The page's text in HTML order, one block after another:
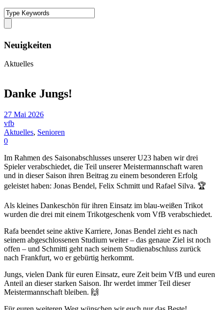
Neuigkeiten
Aktuelles
Danke Jungs!
27 Mai 2026
vfb
Aktuelles, Senioren
0
Im Rahmen des Saisonabschlusses unserer U23 haben wir drei
Spieler verabschiedet, die Teil unserer Meistermannschaft waren
und in dieser Saison ihren Beitrag zu einem besonderen Erfolg
geleistet haben: Jonas Bendel, Felix Schmitt und Rafael Silva. 🏆
Als kleines Dankeschön für ihren Einsatz im blau-weißen Trikot
wurden die drei mit einem Trikotgeschenk vom VfB verabschiedet.
Rafa beendet seine aktive Karriere, Jonas Bendel zieht es nach
seinem abgeschlossenen Studium weiter – das genaue Ziel ist noch
offen – und Schmitti geht nach seinem Studienabschluss zurück
nach Frankfurt, wo er gebürtig herkommt.
Jungs, vielen Dank für euren Einsatz, eure Zeit beim VfB und euren
Anteil an dieser starken Saison. Ihr werdet immer Teil dieser
Meistermannschaft bleiben. 🙌